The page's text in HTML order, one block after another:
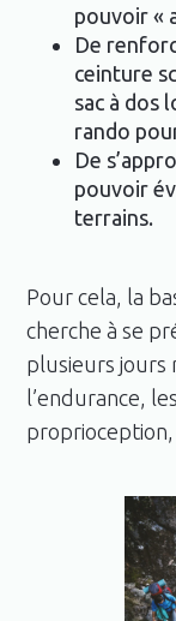
pouvoir «
De
ceinture
sac à dos
rando
De
pouvoir
terrains.
Pour cela, la
cherche à se
plusieurs jours
l’endurance,
proprioception,